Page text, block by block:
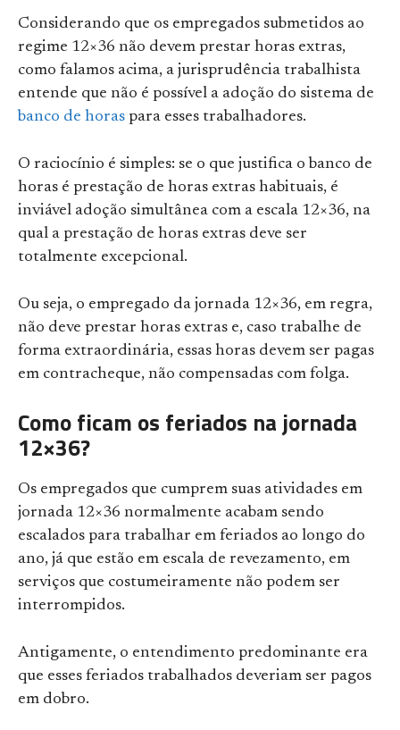
Considerando que os empregados submetidos ao
regime 12×36 não devem prestar horas extras,
como falamos acima, a jurisprudência trabalhista
entende que não é possível a adoção do sistema de
banco de horas para esses trabalhadores.
O raciocínio é simples: se o que justifica o banco de
horas é prestação de horas extras habituais, é
inviável adoção simultânea com a escala 12×36, na
qual a prestação de horas extras deve ser
totalmente excepcional.
Ou seja, o empregado da jornada 12×36, em regra,
não deve prestar horas extras e, caso trabalhe de
forma extraordinária, essas horas devem ser pagas
em contracheque, não compensadas com folga.
Como ficam os feriados na jornada
12×36?
Os empregados que cumprem suas atividades em
jornada 12×36 normalmente acabam sendo
escalados para trabalhar em feriados ao longo do
ano, já que estão em escala de revezamento, em
serviços que costumeiramente não podem ser
interrompidos.
Antigamente, o entendimento predominante era
que esses feriados trabalhados deveriam ser pagos
em dobro.